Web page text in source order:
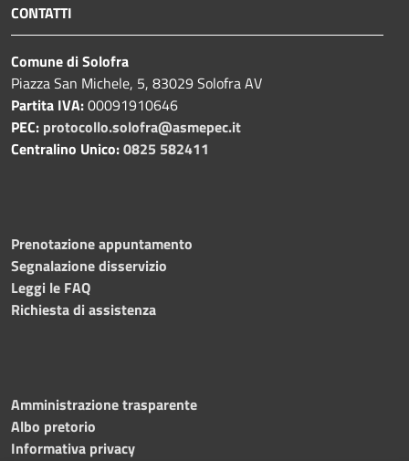
CONTATTI
Comune di Solofra
Piazza San Michele, 5, 83029 Solofra AV
Partita IVA:00091910646
PEC: protocollo.solofra@asmepec.it
Centralino Unico:0825 582411
Prenotazione appuntamento
Segnalazione disservizio
Leggi le FAQ
Richiesta di assistenza
Amministrazione trasparente
Albo pretorio
Informativa privacy